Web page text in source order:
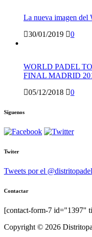
La nueva imagen del
30/01/2019
0
WORLD PADEL
FINAL MADRID
05/12/2018
0
Síguenos
Twiter
Tweets por el
Contactar
[contact-form-7 id="1397"
Copyright © 2026